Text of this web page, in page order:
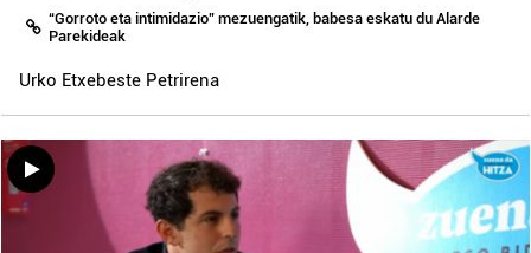
“Gorroto eta intimidazio” mezuengatik, babesa eskatu du Alarde
Parekideak
Urko Etxebeste Petrirena